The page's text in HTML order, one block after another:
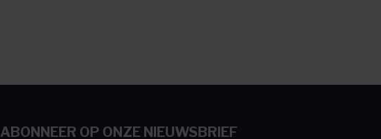
ABONNEER OP ONZE NIEUWSBRIEF